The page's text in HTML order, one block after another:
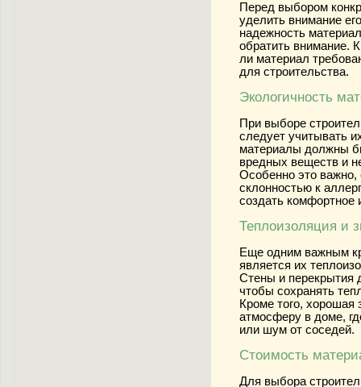
Перед выбором
уделить внимание
надежность
обратить внимание.
ли материал
для строительства.
Экологичность
При выборе
следует учитывать
материалы должны
вредных веществ и
Особенно это
склонностью к
создать комфортное
Теплоизоляция и
Еще одним важным
является их
Стены и перекрытия
чтобы сохранять
Кроме того, хорошая
атмосферу в доме,
или шум от соседей.
Стоимость
Для выбора